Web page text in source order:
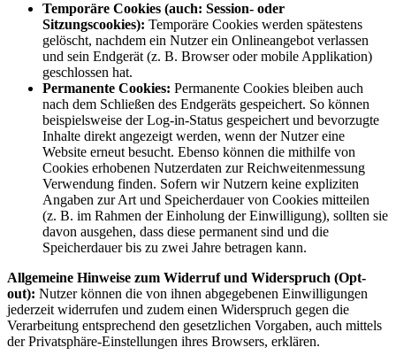
Temporäre Cookies (auch: Session- oder
Sitzungscookies): Temporäre Cookies werden spätestens
gelöscht, nachdem ein Nutzer ein Onlineangebot verlassen
und sein Endgerät (z. B. Browser oder mobile Applikation)
geschlossen hat.
Permanente Cookies: Permanente Cookies bleiben auch
nach dem Schließen des Endgeräts gespeichert. So können
beispielsweise der Log-in-Status gespeichert und bevorzugte
Inhalte direkt angezeigt werden, wenn der Nutzer eine
Website erneut besucht. Ebenso können die mithilfe von
Cookies erhobenen Nutzerdaten zur Reichweitenmessung
Verwendung finden. Sofern wir Nutzern keine expliziten
Angaben zur Art und Speicherdauer von Cookies mitteilen
(z. B. im Rahmen der Einholung der Einwilligung), sollten sie
davon ausgehen, dass diese permanent sind und die
Speicherdauer bis zu zwei Jahre betragen kann.
Allgemeine Hinweise zum Widerruf und Widerspruch (Opt-
out): Nutzer können die von ihnen abgegebenen Einwilligungen
jederzeit widerrufen und zudem einen Widerspruch gegen die
Verarbeitung entsprechend den gesetzlichen Vorgaben, auch mittels
der Privatsphäre-Einstellungen ihres Browsers, erklären.